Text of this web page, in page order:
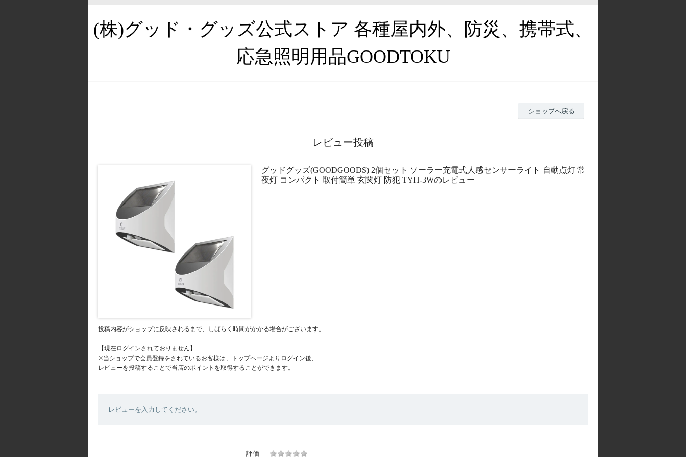
(株)グッド・グッズ公式ストア 各種屋内外、防災、携帯式、
応急照明用品GOODTOKU
ショップへ戻る
レビュー投稿
グッドグッズ(GOODGOODS) 2個セット ソーラー充電式人感センサーライト 自動点灯 常
夜灯 コンパクト 取付簡単 玄関灯 防犯 TYH-3Wのレビュー
投稿内容がショップに反映されるまで、しばらく時間がかかる場合がございます。
【現在ログインされておりません】
※当ショップで会員登録をされているお客様は、トップページよりログイン後、
レビューを投稿することで当店のポイントを取得することができます。
レビューを入力してください。
評価